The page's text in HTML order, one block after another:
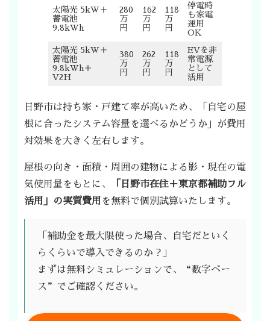
太陽光 5kW＋
蓄電池
9.8kWh
280
万
円
162
万
円
118
万
円
停電時
も家電
運用
OK
太陽光 5kW＋
蓄電池
9.8kWh＋
V2H
380
万
円
262
万
円
118
万
円
EVを非
常電源
として
活用
日野市は持ち家・戸建て率が高いため、「自宅の屋
根に合ったシステム容量を選べるかどうか」が費用
対効果を大きく左右します。
屋根の向き・面積・周囲の建物による影・現在の電
気使用量をもとに、
「日野市在住＋東京都補助フル
活用」の実質費用 を無料で個別試算いたします。
「補助金を最大限使った場合、自宅だといく
らくらいで導入できるのか？」
まずは無料シミュレーションで、“数字ベー
ス”でご確認ください。